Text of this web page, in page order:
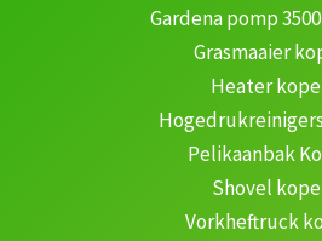
Gardena pomp
Grasmaaier
Heater
Pelikaanbak
Shovel
Vorkheftruck